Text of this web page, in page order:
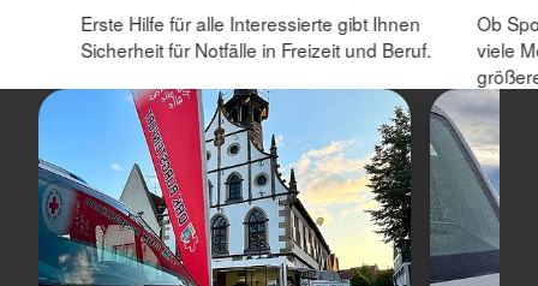
Erste Hilfe für alle Interessierte gibt Ihnen
Sicherheit für Notfälle in Freizeit und Beruf.
Ob
viele